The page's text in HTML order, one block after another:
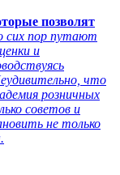
позволят
сих пор путают
и
что
розничных
советов и
не только